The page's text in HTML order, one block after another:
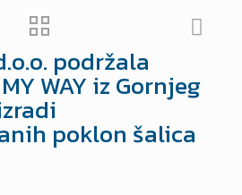
podržala
WAY iz Gornjeg
poklon šalica